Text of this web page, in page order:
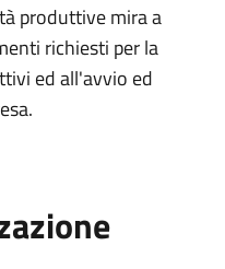
produttive mira a
richiesti per la
ed all'avvio ed